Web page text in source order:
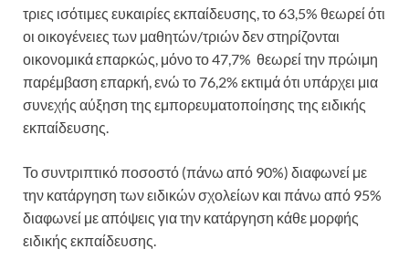
τριες ισότιμες ευκαιρίες εκπαίδευσης, το 63,5% θεωρεί ότι
οι οικογένειες των μαθητών/τριών δεν στηρίζονται
οικονομικά επαρκώς, μόνο το 47,7% θεωρεί την πρώιμη
παρέμβαση επαρκή, ενώ το 76,2% εκτιμά ότι υπάρχει μια
συνεχής αύξηση της εμπορευματοποίησης της ειδικής
εκπαίδευσης.
Το συντριπτικό ποσοστό (πάνω από 90%) διαφωνεί με
την κατάργηση των ειδικών σχολείων και πάνω από 95%
διαφωνεί με απόψεις για την κατάργηση κάθε μορφής
ειδικής εκπαίδευσης.